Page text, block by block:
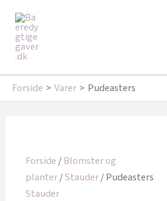
indholdet
Forside Varer Pudeasters
Forside/Blomster og
planter/Stauder/ Pudeasters
Stauder
Tilbud!
Tilbud!
109,95 kr..92,95 kr..